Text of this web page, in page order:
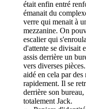
était enfin entré
émanait du
verre qui menait à
mezzanine. On
escalier qui
d'attente se divisait
assis derrière un
vers diverses
aidé en cela par
rapidement. Il se
derrière son
totalement Jack.